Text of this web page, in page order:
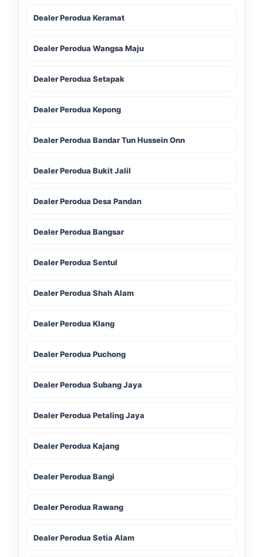
Dealer Perodua Keramat
Dealer Perodua Wangsa Maju
Dealer Perodua Setapak
Dealer Perodua Kepong
Dealer Perodua Bandar Tun Hussein Onn
Dealer Perodua Bukit Jalil
Dealer Perodua Desa Pandan
Dealer Perodua Bangsar
Dealer Perodua Sentul
Dealer Perodua Shah Alam
Dealer Perodua Klang
Dealer Perodua Puchong
Dealer Perodua Subang Jaya
Dealer Perodua Petaling Jaya
Dealer Perodua Kajang
Dealer Perodua Bangi
Dealer Perodua Rawang
Dealer Perodua Setia Alam